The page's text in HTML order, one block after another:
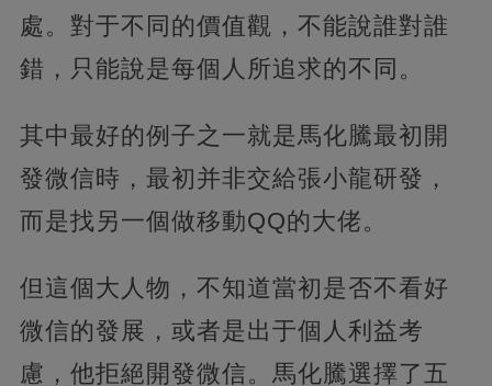
處。對于不同的價值觀，不能說誰對誰
錯，只能說是每個人所追求的不同。
其中最好的例子之一就是馬化騰最初開
發微信時，最初并非交給張小龍研發，
而是找另一個做移動QQ的大佬。
但這個大人物，不知道當初是否不看好
微信的發展，或者是出于個人利益考
慮，他拒絕開發微信。馬化騰選擇了五